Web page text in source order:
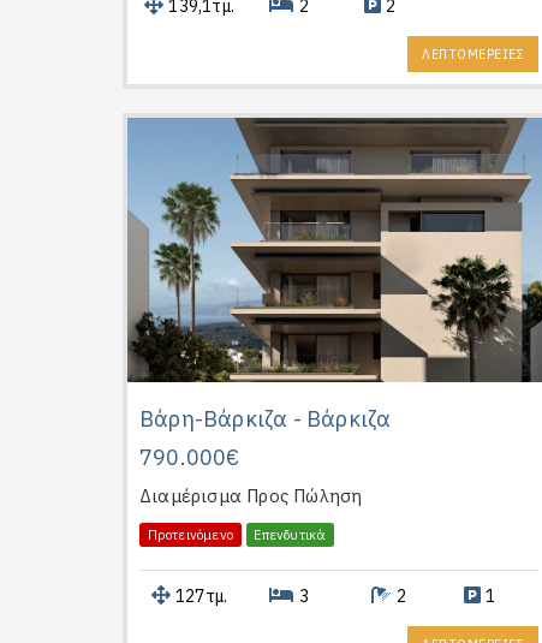
139,1τμ. 2 2
ΛΕΠΤΟΜΕΡΕΙΕΣ
Βάρη-Βάρκιζα - Βάρκιζα
790.000€
Διαμέρισμα Προς Πώληση
Προτεινόμενο Επενδυτικά
127τμ. 3 2 1